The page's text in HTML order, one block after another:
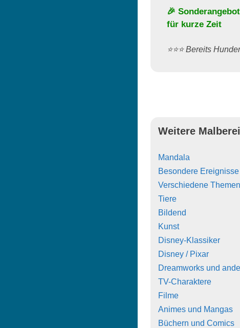
🎉
für kurze Zeit
⭐️⭐️⭐️ Bereits
Weitere
Mandala
Besondere Ereignisse
Verschiedene Themen
Tiere
Bildend
Kunst
Disney-Klassiker
Disney / Pixar
Dreamworks und
TV-Charaktere
Filme
Animes und Mangas
Büchern und Comics